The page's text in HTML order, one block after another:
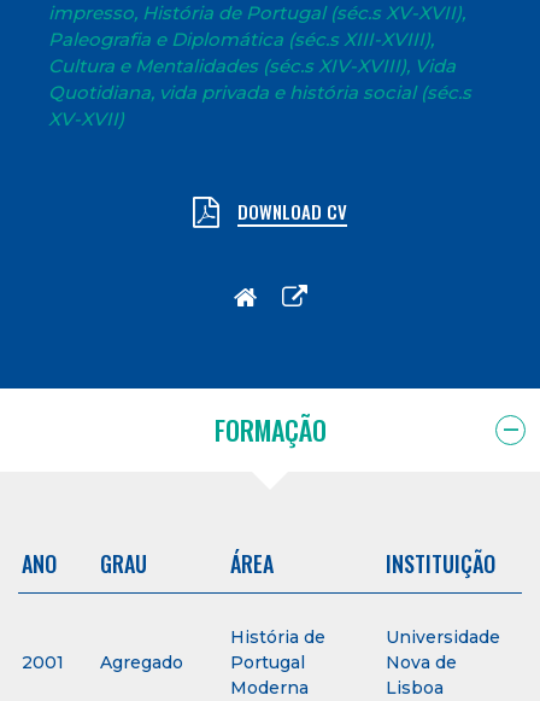
impresso, História de Portugal (séc.s XV-XVII),
Paleografia e Diplomática (séc.s XIII-XVIII),
Cultura e Mentalidades (séc.s XIV-XVIII), Vida
Quotidiana, vida privada e história social (séc.s
XV-XVII)
DOWNLOAD CV
FORMAÇÃO
ANO GRAU ÁREA INSTITUIÇÃO
2001 Agregado
História de
Portugal
Moderna
Universidade
Nova de
Lisboa